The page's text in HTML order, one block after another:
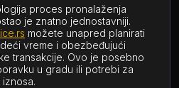
proces pronalaženja
je znatno jednostavniji.
možete unapred planirati
vreme i obezbeđujući
transakcije. Ovo je posebno
u gradu ili potrebi za